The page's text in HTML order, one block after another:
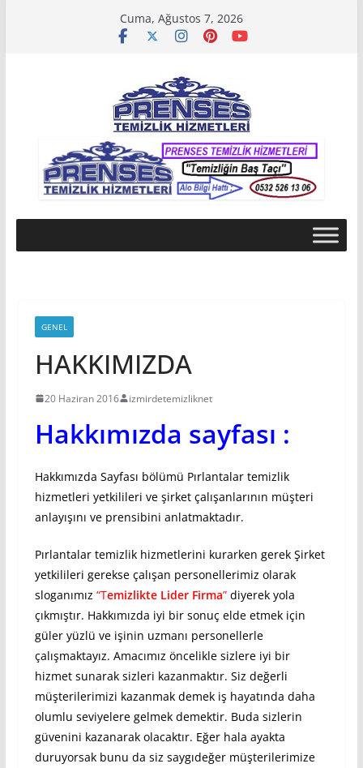
Cuma, Ağustos 7, 2026
GENEL
HAKKIMIZDA
20 Haziran 2016 izmirdetemizliknet
Hakkımızda sayfası :
Hakkımızda Sayfası bölümü Pırlantalar temizlik
hizmetleri yetkilileri ve şirket çalışanlarının müşteri
anlayışını ve prensibini anlatmaktadır.
Pırlantalar temizlik hizmetlerini kurarken gerek Şirket
yetkilileri gerekse çalışan personellerimiz olarak
sloganımız “Temizlikte Lider Firma” diyerek yola
çıkmıştır. Hakkımızda iyi bir sonuç elde etmek için
güler yüzlü ve işinin uzmanı personellerle
çalışmaktayız. Amacımız öncelikle sizlere iyi bir
hizmet sunarak sizleri kazanmaktır. Siz değerli
müşterilerimizi kazanmak demek iş hayatında daha
olumlu seviyelere gelmek demektir. Buda sizlerin
güvenini kazanarak olacaktır. Eğer hala ayakta
duruyorsak bunu da siz saygıdeğer müşterilerimize